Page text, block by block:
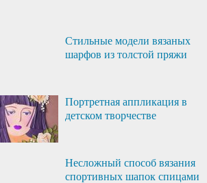
Стильные модели вязаных
шарфов из толстой пряжи
Портретная аппликация в
детском творчестве
Несложный способ вязания
спортивных шапок спицами